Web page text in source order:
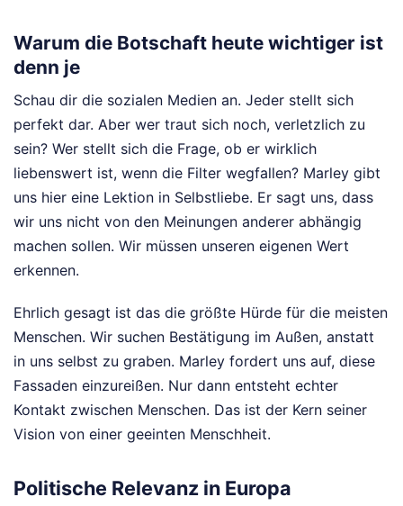
Warum die Botschaft heute wichtiger ist
denn je
Schau dir die sozialen Medien an. Jeder stellt sich
perfekt dar. Aber wer traut sich noch, verletzlich zu
sein? Wer stellt sich die Frage, ob er wirklich
liebenswert ist, wenn die Filter wegfallen? Marley gibt
uns hier eine Lektion in Selbstliebe. Er sagt uns, dass
wir uns nicht von den Meinungen anderer abhängig
machen sollen. Wir müssen unseren eigenen Wert
erkennen.
Ehrlich gesagt ist das die größte Hürde für die meisten
Menschen. Wir suchen Bestätigung im Außen, anstatt
in uns selbst zu graben. Marley fordert uns auf, diese
Fassaden einzureißen. Nur dann entsteht echter
Kontakt zwischen Menschen. Das ist der Kern seiner
Vision von einer geeinten Menschheit.
Politische Relevanz in Europa